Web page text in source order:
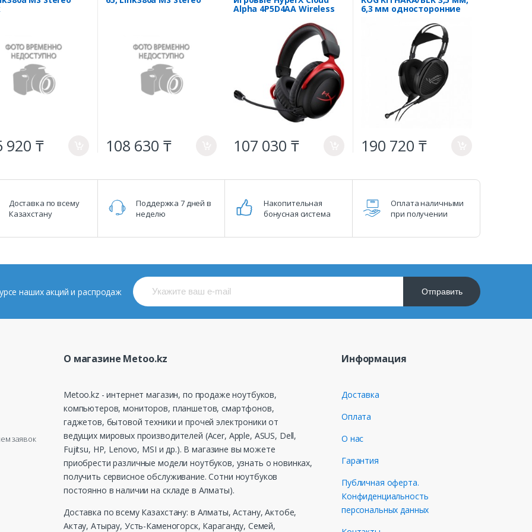
920 ₸ 108 630 ₸
Alpha 4P5D4AA Wireless
107 030 ₸
6,3 мм односторонние
190 720 ₸
Доставка по всему
Казахстану
Поддержка 7 дней в
неделю
Накопительная
бонусная система
Оплата наличными
при получении
наших акций и распродаж Отправить
заявок
О магазине Metoo.kz
Metoo.kz - интернет магазин, по продаже ноутбуков,
компьютеров, мониторов, планшетов, смартфонов,
гаджетов, бытовой техники и прочей электроники от
ведущих мировых производителей (Acer, Apple, ASUS, Dell,
Fujitsu, HP, Lenovo, MSI и др.). В магазине вы можете
приобрести различные модели ноутбуков, узнать о новинках,
получить сервисное обслуживание. Сотни ноутбуков
постоянно в наличии на складе в Алматы).
Доставка по всему Казахстану: в Алматы, Астану, Актобе,
Актау, Атырау, Усть-Каменогорск, Караганду, Семей,
Информация
Доставка
Оплата
О нас
Гарантия
Публичная оферта.
Конфиденциальность
персональных данных